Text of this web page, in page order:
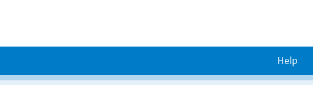
Help